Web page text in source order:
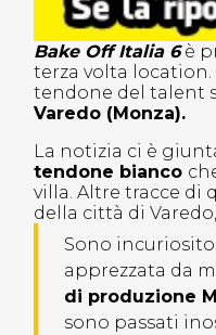
Bake Off Italia 6è
terza volta
tendone del talent
Varedo (Monza).
La notizia ci è
tendone bianco
villa. Altre tracce di
della città di
Sono
apprezzata da
di produzione
sono passati